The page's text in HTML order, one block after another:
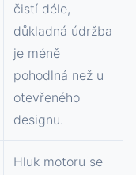
čistí déle,
důkladná údržba
je méně
pohodlná než u
otevřeného
designu.
Hluk motoru se